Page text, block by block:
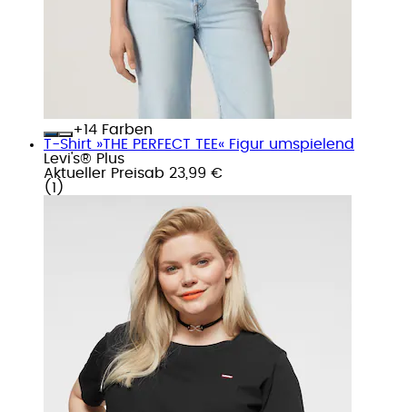
+
Farben
T-Shirt »THE PERFECT TEE« Figur umspielend
Levi's® Plus
Aktueller Preisab 23,99 €
( 1 )